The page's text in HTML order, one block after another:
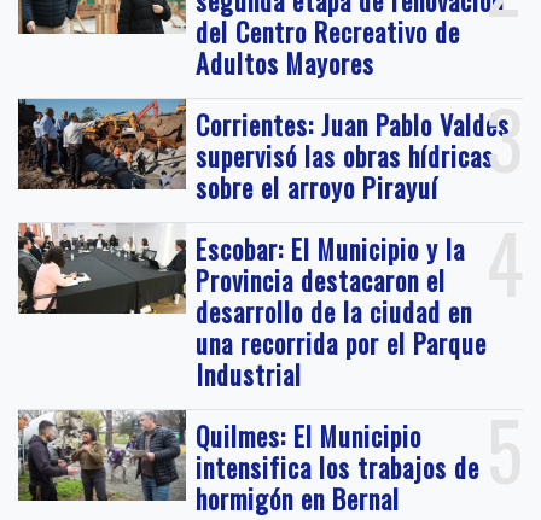
del Centro Recreativo de
Adultos Mayores
3
Corrientes: Juan Pablo Valdés
supervisó las obras hídricas
sobre el arroyo Pirayuí
4
Escobar: El Municipio y la
Provincia destacaron el
desarrollo de la ciudad en
una recorrida por el Parque
Industrial
5
Quilmes: El Municipio
intensifica los trabajos de
hormigón en Bernal